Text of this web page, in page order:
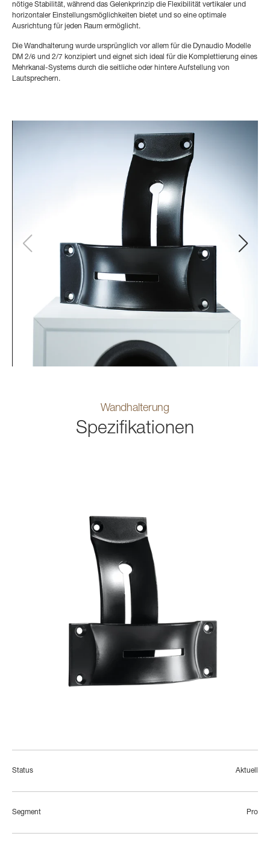
nötige Stabilität, während das Gelenkprinzip die Flexibilität vertikaler und
horizontaler Einstellungsmöglichkeiten bietet und so eine optimale
Ausrichtung für jeden Raum ermöglicht.
Die Wandhalterung wurde ursprünglich vor allem für die Dynaudio Modelle
DM 2/6 und 2/7 konzipiert und eignet sich ideal für die Komplettierung eines
Mehrkanal-Systems durch die seitliche oder hintere Aufstellung von
Lautsprechern.
Wandhalterung
Spezifikationen
Status Aktuell
Segment Pro